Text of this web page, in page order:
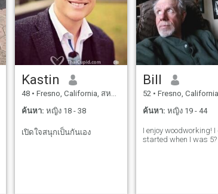
ของฉัน
Kastin
48 • Fresno, California, สหรัฐอเมริกา
ค้นหา: หญิง 18 - 38
เปิดใจสนุกเป็นกันเอง
Bill
52 • Fresno, California, สหรัฐ
ค้นหา: หญิง 19 - 44
I enjoy woodworking! I
started when I was 5?